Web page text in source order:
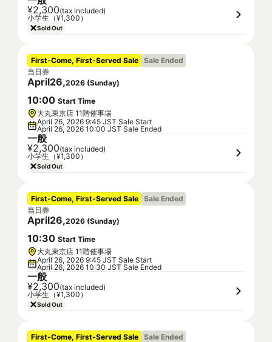
¥2,300(tax included)
小学生（¥1,300）
Sold Out
First-Come, First-Served Sale Sale Ended
当日券
April26,2026 (Sunday)
10:00 Start Time
大丸東京店 11階催事場
April 26, 2026 9:45 JST Sale Start
April 26, 2026 10:00 JST Sale Ended
一般
¥2,300(tax included)
小学生（¥1,300）
Sold Out
First-Come, First-Served Sale Sale Ended
当日券
April26,2026 (Sunday)
10:30 Start Time
大丸東京店 11階催事場
April 26, 2026 9:45 JST Sale Start
April 26, 2026 10:30 JST Sale Ended
一般
¥2,300(tax included)
小学生（¥1,300）
Sold Out
First-Come, First-Served Sale Sale Ended